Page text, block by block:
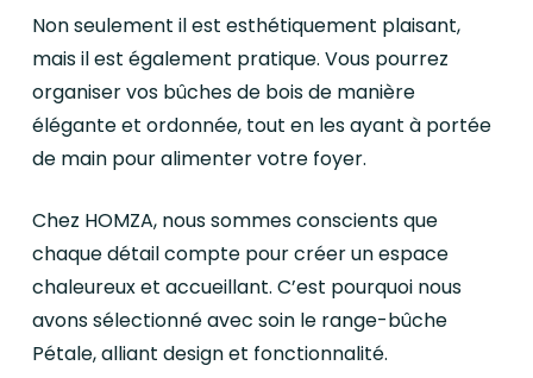
Non seulement il est esthétiquement plaisant,
mais il est également pratique. Vous pourrez
organiser vos bûches de bois de manière
élégante et ordonnée, tout en les ayant à portée
de main pour alimenter votre foyer.
Chez HOMZA, nous sommes conscients que
chaque détail compte pour créer un espace
chaleureux et accueillant. C’est pourquoi nous
avons sélectionné avec soin le range-bûche
Pétale, alliant design et fonctionnalité.